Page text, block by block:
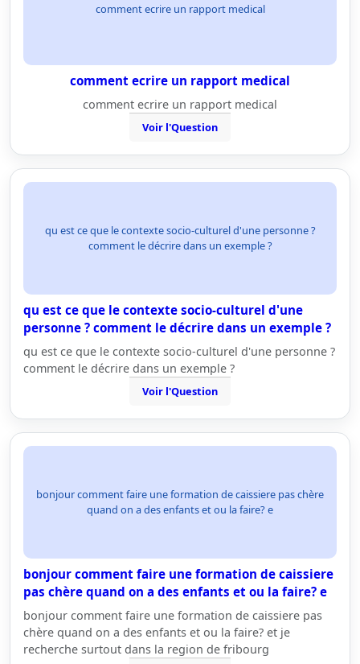
comment ecrire un rapport medical
comment ecrire un rapport medical
comment ecrire un rapport medical
Voir l'Question
qu est ce que le contexte socio-culturel d'une personne ?
comment le décrire dans un exemple ?
qu est ce que le contexte socio-culturel d'une
personne ? comment le décrire dans un exemple ?
qu est ce que le contexte socio-culturel d'une personne ?
comment le décrire dans un exemple ?
Voir l'Question
bonjour comment faire une formation de caissiere pas chère
quand on a des enfants et ou la faire? e
bonjour comment faire une formation de caissiere
pas chère quand on a des enfants et ou la faire? e
bonjour comment faire une formation de caissiere pas
chère quand on a des enfants et ou la faire? et je
recherche surtout dans la region de fribourg